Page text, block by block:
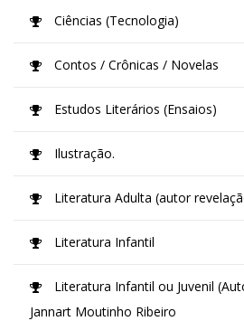
Ciências (Tecnologia)
Contos / Crônicas / Novelas
Estudos Literários (Ensaios)
Ilustração.
Literatura Adulta (autor
Literatura Infantil
Literatura Infantil ou Juvenil
Jannart Moutinho Ribeiro